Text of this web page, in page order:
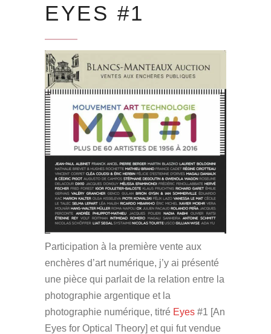
EYES #1
Participation à la première vente aux
enchères d’art numérique, j’y ai présenté
une pièce qui parlait de la relation entre la
photographie argentique et la
photographie numérique, titré Eyes #1 [An
Eyes for Optical Theory] et qui fut vendue